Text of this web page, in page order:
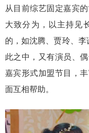
从目前综艺固定嘉宾
大致分为，以主持见
的，如沈腾、贾玲、李
此之中，又有演员、
嘉宾形式加盟节目，
面互相帮助。